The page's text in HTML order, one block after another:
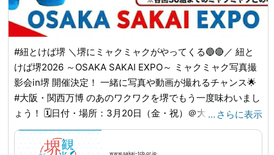
#紐とけば堺 ＼堺にミャクミャクがやってくる🔵🔴／ 紐と
けば堺2026 ～OSAKA SAKAI EXPO～ ミャクミャク写真撮
影会in堺 開催決定！ 一緒に写真や動画が撮れるチャンス🌟
#大阪・関西万博 のあのワクワクを堺でもう一度味わいまし
ょう！ 🗓️日付・場所：3月20日（金・祝）＠大仙公園内 3月
21日（土）＠さかい利晶の杜 2階 講座室 ⏰時間：➀11：00
～/②13：30～/③16：00～（各回30分） 💰無料 ✅事前抽
… さらに表示
www.sakai-tcb.or.jp